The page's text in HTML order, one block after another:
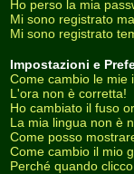
Ho perso la mia
Mi sono registrato
Mi sono registrato
Impostazioni e
Come cambio le mie
L'ora non è corretta!
Ho cambiato il fuso
La mia lingua non è
Come posso
Come cambio il mio
Perché quando